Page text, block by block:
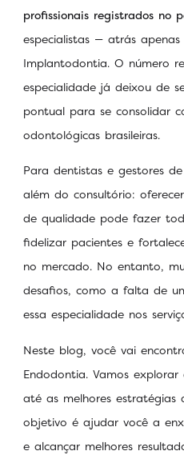
profissionais registrados no
especialistas — atrás
Implantodontia. O número
especialidade já deixou de
pontual para se consolidar
odontológicas brasileiras.
Para dentistas e gestores
além do consultório:
de qualidade pode fazer
fidelizar pacientes e
no mercado. No entanto,
desafios, como a falta de
essa especialidade nos
Neste blog, você vai
Endodontia. Vamos
até as melhores estratégias
objetivo é ajudar você a
e alcançar melhores